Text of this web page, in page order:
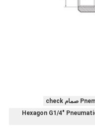
Hexagon G1/4"